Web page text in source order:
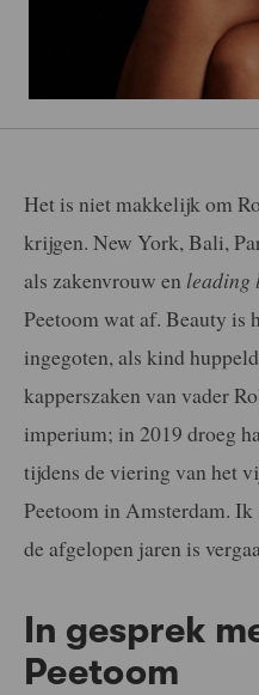
Het is niet makkelijk om
krijgen. New York, Bali,
als zakenvrouw en leading
Peetoom wat af. Beauty is
ingegoten, als kind
kapperszaken van vader
imperium; in 2019 droeg
tijdens de viering van het
Peetoom in Amsterdam. Ik
de afgelopen jaren is
In gesprek
Peetoom